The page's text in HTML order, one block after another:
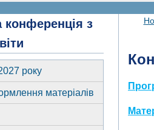
конференція з
року
матеріалів